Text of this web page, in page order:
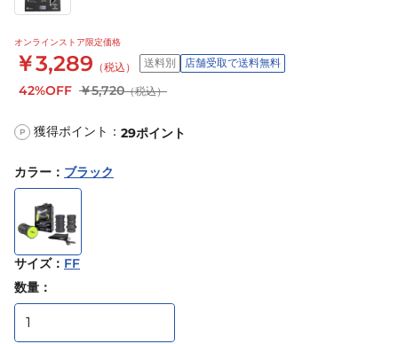
オンラインストア限定価格
￥3,289 （税込） 送料別 店舗受取で送料無料
42%OFF ￥5,720（税込）
P 獲得ポイント： 29ポイント
カラー ： ブラック
サイズ： FF
数量：